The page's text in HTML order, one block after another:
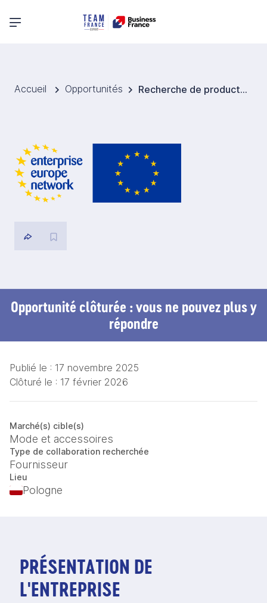
Menu principal
Accueil Opportunités Recherche de producteurs ou distributeurs de fils thermofusibles pour la Pologne
Opportunité clôturée : vous ne pouvez plus y
répondre
Publié le : 17 novembre 2025
Clôturé le : 17 février 2026
Marché(s) cible(s)
Mode et accessoires
Type de collaboration recherchée
Fournisseur
Lieu
Pologne
PRÉSENTATION DE
L'ENTREPRISE